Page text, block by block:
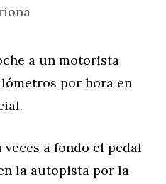
a un motorista
por hora en
a fondo el pedal
la autopista por la